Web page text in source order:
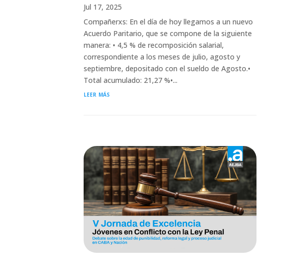
Jul 17, 2025
Compañerxs: En el día de hoy llegamos a un nuevo
Acuerdo Paritario, que se compone de la siguiente
manera: • 4,5 % de recomposición salarial,
correspondiente a los meses de julio, agosto y
septiembre, depositado con el sueldo de Agosto.•
Total acumulado: 21,27 %•...
leer más